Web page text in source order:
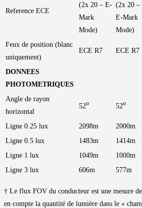
Reference ECE
(2x 20 – E-
Mark
Mode)
(2x 20 –
E-Mark
Mode)
Feux de position (blanc
uniquement)
ECE R7 ECE R7
DONNEES
PHOTOMETRIQUES
Angle de rayon
horizontal
52o 52o
Ligne 0.25 lux 2098m 2000m
Ligne 0.5 lux
1483m 1414m
Ligne 1 lux
1049m 1000m
Ligne 3 lux
606m 577m
† Le flux FOV du conducteur est une mesure
en compte la quantité de lumière dans le «